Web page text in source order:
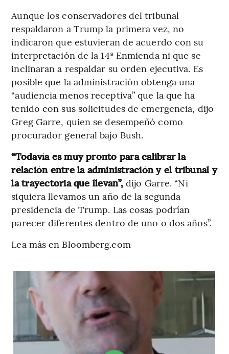
Aunque los conservadores del tribunal
respaldaron a Trump la primera vez, no
indicaron que estuvieran de acuerdo con su
interpretación de la 14ª Enmienda ni que se
inclinaran a respaldar su orden ejecutiva. Es
posible que la administración obtenga una
“audiencia menos receptiva” que la que ha
tenido con sus solicitudes de emergencia, dijo
Greg Garre, quien se desempeñó como
procurador general bajo Bush.
“Todavía es muy pronto para calibrar la
relación entre la administración y el tribunal y
la trayectoria que llevan”,dijo Garre. “Ni
siquiera llevamos un año de la segunda
presidencia de Trump. Las cosas podrían
parecer diferentes dentro de uno o dos años”.
Lea más en Bloomberg.com